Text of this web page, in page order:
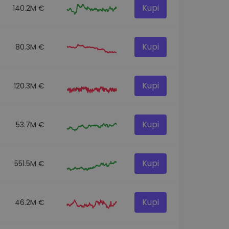
140.2M € Kupi
80.3M € Kupi
120.3M € Kupi
53.7M € Kupi
551.5M € Kupi
46.2M € Kupi